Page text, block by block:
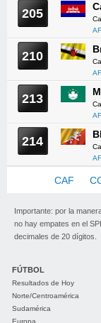
205
210
213
214
CAF
Importante: por la
no hay empates en el
decimales de 20 dígitos.
FÚTBOL
Resultados de Hoy
Norte/Centroamérica
Sudamérica
Europa